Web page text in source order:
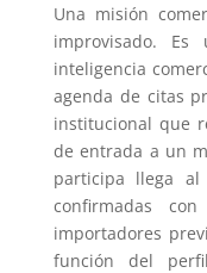
Una misión
improvisado. Es
inteligencia
agenda de citas
institucional que
de entrada a un
participa llega
confirmadas
importadores
función del